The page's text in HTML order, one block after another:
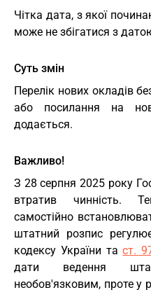
Чітка дата, з якої
може не збігатися з
Суть змін
Перелік нових окладів
або посилання на
додається.
Важливо!
З 28 серпня 2025 року
втратив чинність.
самостійно
штатний розпис
кодексу України таст.
дати ведення
необов'язковим, проте у